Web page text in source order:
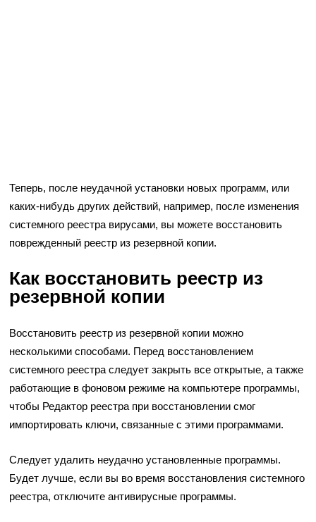
Теперь, после неудачной установки новых программ, или
каких-нибудь других действий, например, после изменения
системного реестра вирусами, вы можете восстановить
поврежденный реестр из резервной копии.
Как восстановить реестр из
резервной копии
Восстановить реестр из резервной копии можно
несколькими способами. Перед восстановлением
системного реестра следует закрыть все открытые, а также
работающие в фоновом режиме на компьютере программы,
чтобы Редактор реестра при восстановлении смог
импортировать ключи, связанные с этими программами.
Следует удалить неудачно установленные программы.
Будет лучше, если вы во время восстановления системного
реестра, отключите антивирусные программы.